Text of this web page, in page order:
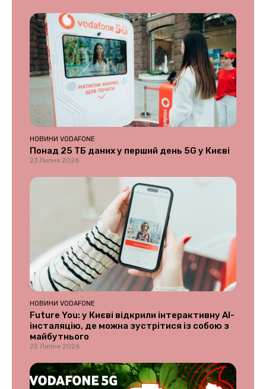
НОВИНИ VODAFONE
Понад 25 ТБ даних у перший день 5G у Києві
23 Липня 2026
НОВИНИ VODAFONE
Future You: у Києві відкрили інтерактивну AI-
інсталяцію, де можна зустрітися із собою з
майбутнього
22 Липня 2026